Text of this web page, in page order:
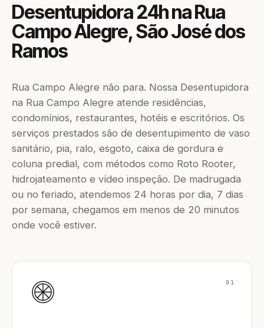
Desentupidora 24h na Rua
Campo Alegre, São José dos
Ramos
Rua Campo Alegre não para. Nossa Desentupidora
na Rua Campo Alegre atende residências,
condomínios, restaurantes, hotéis e escritórios. Os
serviços prestados são de desentupimento de vaso
sanitário, pia, ralo, esgoto, caixa de gordura e
coluna predial, com métodos como Roto Rooter,
hidrojateamento e vídeo inspeção. De madrugada
ou no feriado, atendemos 24 horas por dia, 7 dias
por semana, chegamos em menos de 20 minutos
onde você estiver.
01